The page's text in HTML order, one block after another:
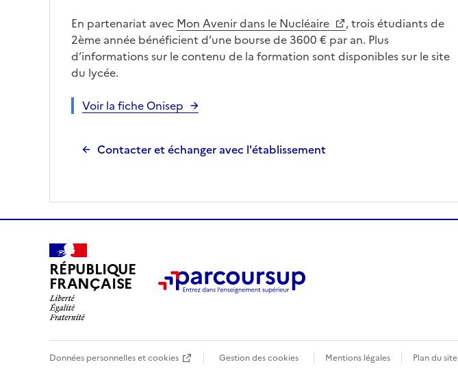
En partenariat avec Mon Avenir dans le Nucléaire
, trois étudiants de
2ème année bénéficient d’une bourse de 3600 € par an. Plus
d’informations sur le contenu de la formation sont disponibles sur le site
du lycée.
Voir la fiche Onisep
Contacter et échanger avec l'établissement
RÉPUBLIQUE
FRANÇAISE
Données personnelles et cookies Gestion des cookies Mentions légales Plan du site